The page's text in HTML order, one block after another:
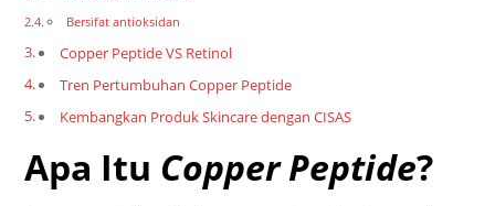
Bersifat antioksidan
Copper Peptide VS Retinol
Tren Pertumbuhan Copper Peptide
Kembangkan Produk Skincare dengan CISAS
Apa Itu Copper Peptide?